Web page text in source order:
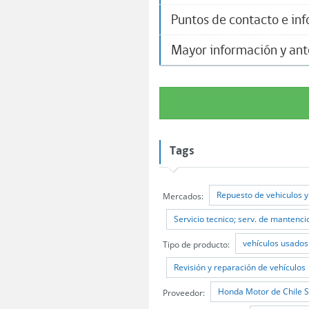
Puntos de contacto e
Mayor información y
Tags
Mercados: Repuesto de vehiculos
Servicio tecnico; serv. de
Tipo de producto: vehículos usados
Revisión y reparación de vehículos
Proveedor: Honda Motor de Chile